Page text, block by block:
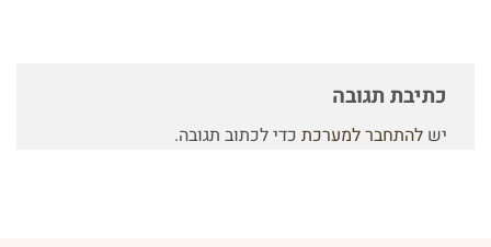
כתיבת תגובה
יש להתחבר למערכת כדי לכתוב תגובה.